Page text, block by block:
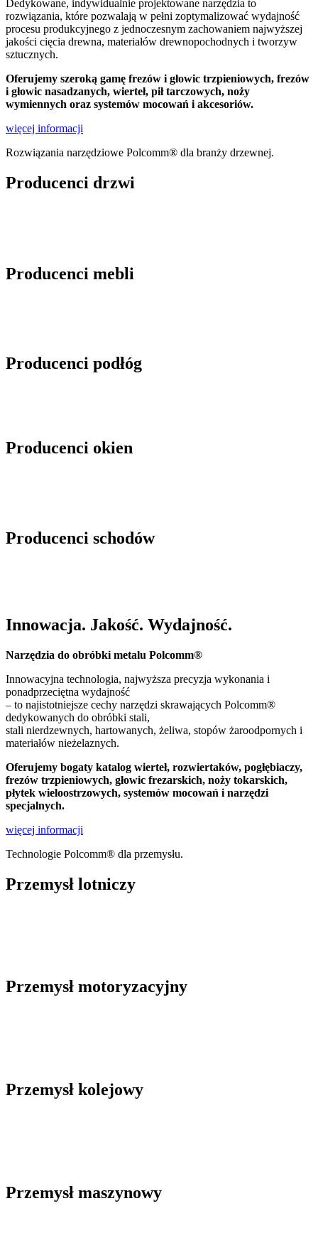
Dedykowane, indywidualnie projektowane narzędzia to
rozwiązania, które pozwalają w pełni zoptymalizować wydajność
procesu produkcyjnego z jednoczesnym zachowaniem najwyższej
jakości cięcia drewna, materiałów drewnopochodnych i tworzyw
sztucznych.
Oferujemy szeroką gamę frezów i głowic trzpieniowych, frezów
i głowic nasadzanych, wierteł, pił tarczowych, noży
wymiennych oraz systemów mocowań i akcesoriów.
więcej informacji
Rozwiązania narzędziowe Polcomm® dla branży drzewnej.
Producenci drzwi
Producenci mebli
Producenci podłóg
Producenci okien
Producenci schodów
Innowacja. Jakość. Wydajność.
Narzędzia do obróbki metalu Polcomm®
Innowacyjna technologia, najwyższa precyzja wykonania i
ponadprzeciętna wydajność
– to najistotniejsze cechy narzędzi skrawających Polcomm®
dedykowanych do obróbki stali,
stali nierdzewnych, hartowanych, żeliwa, stopów żaroodpornych i
materiałów nieżelaznych.
Oferujemy bogaty katalog wierteł, rozwiertaków, pogłębiaczy,
frezów trzpieniowych, głowic frezarskich, noży tokarskich,
płytek wieloostrzowych, systemów mocowań i narzędzi
specjalnych.
więcej informacji
Technologie Polcomm® dla przemysłu.
Przemysł lotniczy
Przemysł motoryzacyjny
Przemysł kolejowy
Przemysł maszynowy